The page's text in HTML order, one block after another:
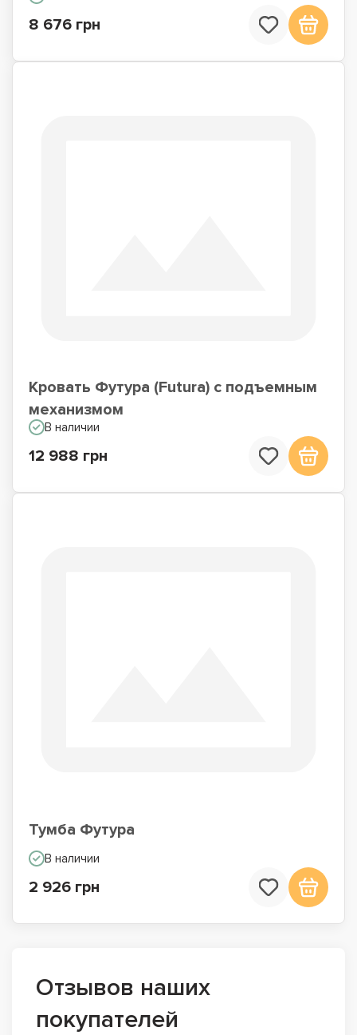
8 676 грн
Кровать Футура (Futura) с подъемным
механизмом
В наличии
12 988 грн
Тумба Футура
В наличии
2 926 грн
Отзывов наших
покупателей